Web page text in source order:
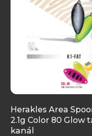
Herakles Area
2.1g Color 80 Glow
kanál